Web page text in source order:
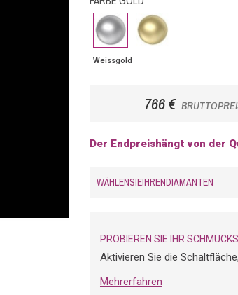
Weissgold
Weissgold
Gelbgold
766 €
Der Endpreishängt von der
WÄHLENSIEIHRENDIAMANTEN
PROBIEREN SIE IHR
Aktivieren Sie die
Mehrerfahren